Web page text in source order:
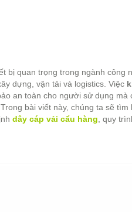
bị quan trọng trong ngành công
dựng, vận tải và logistics. Việc
an toàn cho người sử dụng mà
bài viết này, chúng ta sẽ tìm
dây cáp vải cẩu hàng , quy